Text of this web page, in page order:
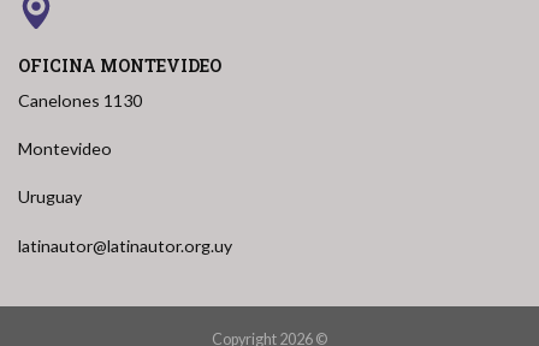
OFICINA MONTEVIDEO
Canelones 1130
Montevideo
Uruguay
latinautor@latinautor.org.uy
Copyright 2026 ©